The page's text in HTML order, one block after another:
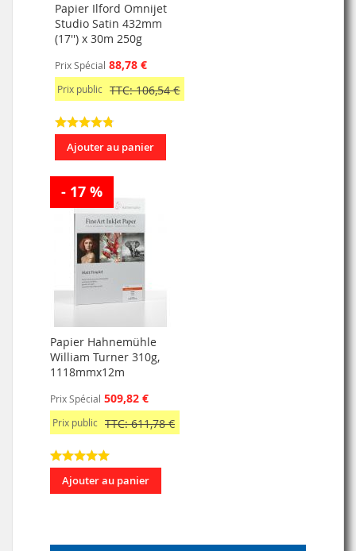
Papier Ilford Omnijet
Studio Satin 432mm
(17'') x 30m 250g
Prix Spécial 88,78 €
Prix public TTC: 106,54 €
Ajouter au panier
- 17 %
Papier Hahnemühle
William Turner 310g,
1118mmx12m
Prix Spécial 509,82 €
Prix public TTC: 611,78 €
Ajouter au panier